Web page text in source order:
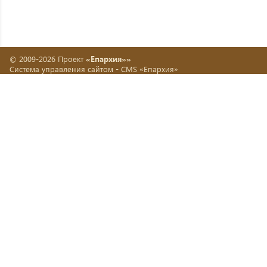
© 2009-2026 Проект «Епархия»»
Система управления сайтом - CMS «Епархия»